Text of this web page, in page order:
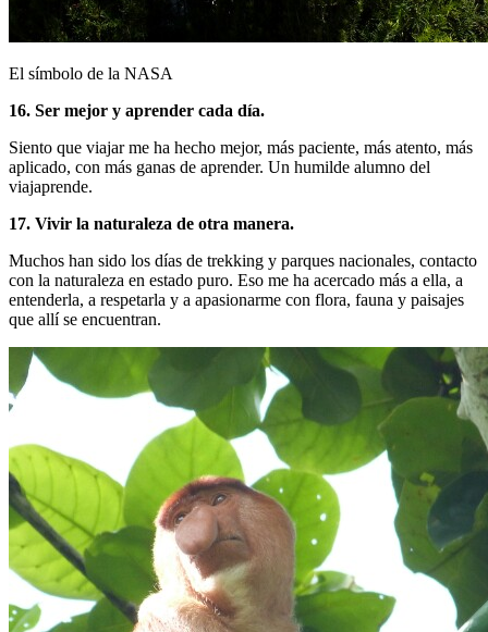
El símbolo de la NASA
16. Ser mejor y aprender cada día.
Siento que viajar me ha hecho mejor, más paciente, más atento, más
aplicado, con más ganas de aprender. Un humilde alumno del
viajaprende.
17. Vivir la naturaleza de otra manera.
Muchos han sido los días de trekking y parques nacionales, contacto
con la naturaleza en estado puro. Eso me ha acercado más a ella, a
entenderla, a respetarla y a apasionarme con flora, fauna y paisajes
que allí se encuentran.